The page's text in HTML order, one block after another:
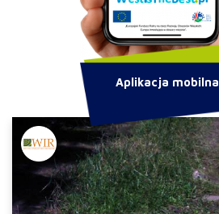
Aplikacja mobilna